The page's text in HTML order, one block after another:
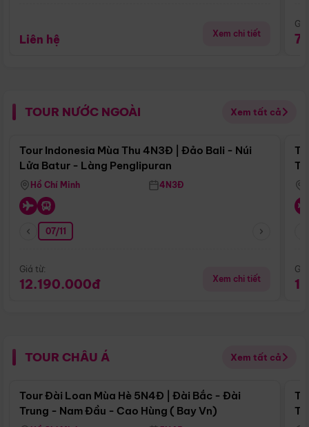
Liên hệ Xem chi tiết
TOUR NƯỚC NGOÀI Xem tất cả
Điểm nổi bật
Tour Indonesia Mùa Thu 4N3Đ | Đảo Bali - Núi
Lửa Batur - Làng Penglipuran
Hồ Chí Minh 4N3Đ
07/11
Giá từ:
12.190.000đ Xem chi tiết
TOUR CHÂU Á Xem tất cả
Điểm nổi bật
Tour Đài Loan Mùa Hè 5N4Đ | Đài Bắc - Đài
Trung - Nam Đầu - Cao Hùng ( Bay Vn)